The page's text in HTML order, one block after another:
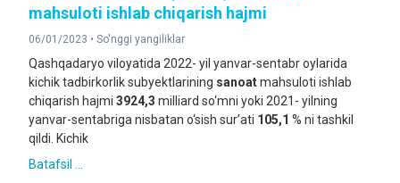
mahsuloti ishlab chiqarish hajmi
06/01/2023 • So'nggi yangiliklar
Qashqadaryo viloyatida 2022- yil yanvar-sentabr oylarida
kichik tadbirkorlik subyektlarining sanoatmahsuloti ishlab
chiqarish hajmi 3924,3 milliard so‘mni yoki 2021- yilning
yanvar-sentabriga nisbatan o‘sish sur’ati 105,1 % ni tashkil
qildi. Kichik
Batafsil ...